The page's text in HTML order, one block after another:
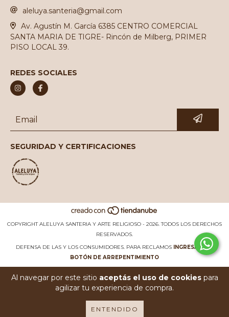
Al navegar por este sitio aceptás el uso de cookiespara
agilizar tu experiencia de compra.
ENTENDIDO
aleluya.santeria@gmail.com
Av. Agustín M. García 6385 CENTRO COMERCIAL
SANTA MARIA DE TIGRE- Rincón de Milberg, PRIMER
PISO LOCAL 39.
REDES SOCIALES
SEGURIDAD Y CERTIFICACIONES
COPYRIGHT ALELUYA SANTERIA Y ARTE RELIGIOSO - 2026. TODOS LOS DERECHOS
RESERVADOS.
DEFENSA DE LAS Y LOS CONSUMIDORES. PARA RECLAMOS INGRESÁ ACÁ.
BOTÓN DE ARREPENTIMIENTO